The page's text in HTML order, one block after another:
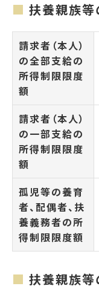
扶養親族等
請求者（本人）
の全部支給の
所得制限限度
額
請求者（本人）
の一部支給の
所得制限限度
額
孤児等の養育
者、配偶者、扶
養義務者の所
得制限限度額
扶養親族等